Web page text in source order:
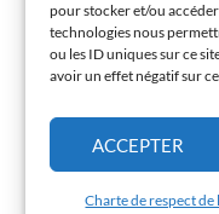
pour stocker et/ou
technologies nous
ou les ID uniques sur ce
avoir un effet négatif sur
ACCEPTER
Charte de respect de